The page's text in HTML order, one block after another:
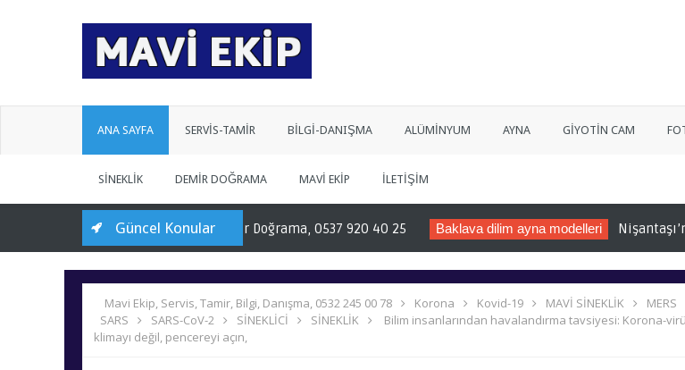
ANA SAYFA SERVİS-TAMİR BİLGİ-DANIŞMA ALÜMİNYUM AYNA GİYOTİN CAM
SİNEKLİK DEMİR DOĞRAMA MAVİ EKİP İLETİŞİM
Güncel Konular
Çatıdan Merdivene Demir Doğrama, 0537 920 40 25 Baklava dilim ayna modelleri Nişantaşı’nın
Mavi Ekip, Servis, Tamir, Bilgi, Danışma, 0532 245 00 78 Korona Kovid-19 MAVİ SİNEKLİK MERS
SARS
SARS-CoV-2 SİNEKLİCİ SİNEKLİK
Bilim insanlarından havalandırma tavsiyesi: Korona-
klimayı değil, pencereyi açın,